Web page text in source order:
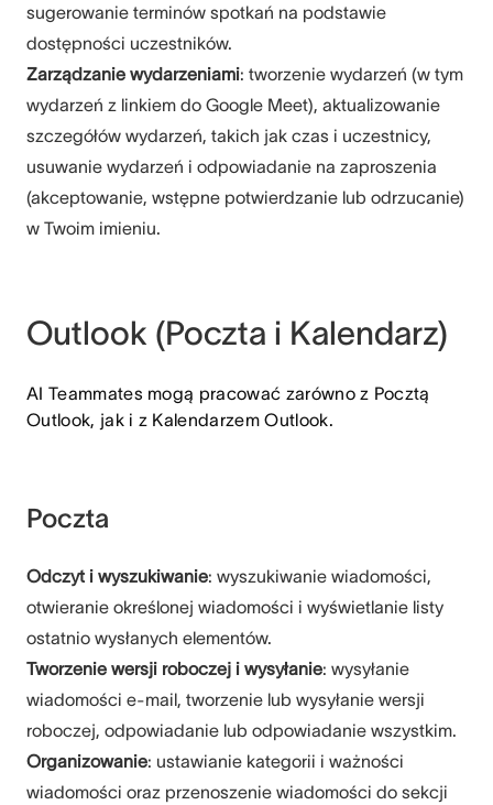
sugerowanie terminów spotkań na podstawie
dostępności uczestników.
Zarządzanie wydarzeniami: tworzenie wydarzeń (w tym
wydarzeń z linkiem do Google Meet), aktualizowanie
szczegółów wydarzeń, takich jak czas i uczestnicy,
usuwanie wydarzeń i odpowiadanie na zaproszenia
(akceptowanie, wstępne potwierdzanie lub odrzucanie)
w Twoim imieniu.
Outlook (Poczta i Kalendarz)
AI Teammates mogą pracować zarówno z Pocztą
Outlook, jak i z Kalendarzem Outlook.
Poczta
Odczyt i wyszukiwanie: wyszukiwanie wiadomości,
otwieranie określonej wiadomości i wyświetlanie listy
ostatnio wysłanych elementów.
Tworzenie wersji roboczej i wysyłanie: wysyłanie
wiadomości e-mail, tworzenie lub wysyłanie wersji
roboczej, odpowiadanie lub odpowiadanie wszystkim.
Organizowanie: ustawianie kategorii i ważności
wiadomości oraz przenoszenie wiadomości do sekcji